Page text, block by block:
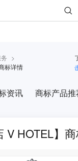
>
标详情
资讯 商标产品推
V HOTEL】